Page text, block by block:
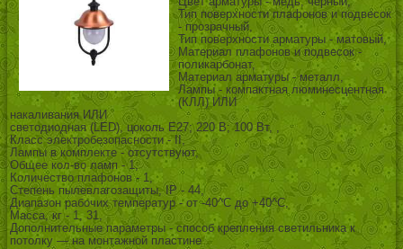
Тип поверхности плафонов и подвесок
- прозрачный,
Тип поверхности арматуры - матовый,
Материал плафонов и подвесок -
поликарбонат,
Материал арматуры - металл,
Лампы - компактная люминесцентная
(КЛЛ) ИЛИ
накаливания ИЛИ
светодиодная (LED), цоколь E27; 220 В; 100 Вт, ,
Класс электробезопасности - II,
Лампы в комплекте - отсутствуют,
Общее кол-во ламп - 1,
Количество плафонов - 1,
Степень пылевлагозащиты, IP - 44,
Диапазон рабочих температур - от -40^C до +40^C,
Масса, кг - 1, 31,
Дополнительные параметры - способ крепления светильника к
потолку — на монтажной пластине